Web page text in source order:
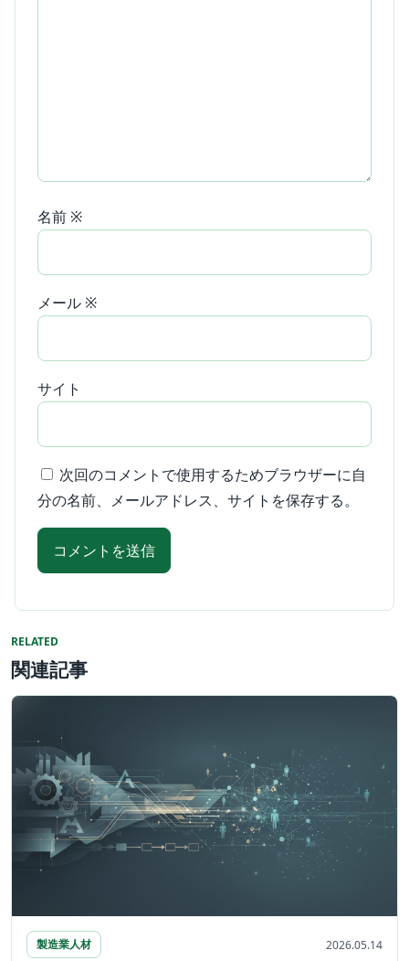
名前 ※
メール ※
サイト
次回のコメントで使用するためブラウザーに自
分の名前、メールアドレス、サイトを保存する。
RELATED
関連記事
製造業人材 2026.05.14